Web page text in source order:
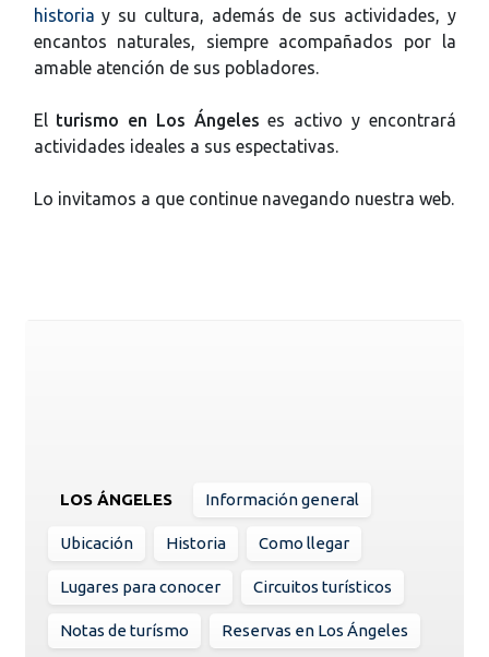
historia y su cultura, además de sus actividades, y
encantos naturales, siempre acompañados por la
amable atención de sus pobladores.
El turismo en Los Ángeles es activo y encontrará
actividades ideales a sus espectativas.
Lo invitamos a que continue navegando nuestra web.
LOS ÁNGELES Información general
Ubicación Historia Como llegar
Lugares para conocer Circuitos turísticos
Notas de turísmo Reservas en Los Ángeles